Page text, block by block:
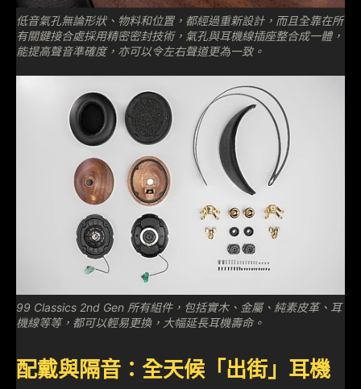
低音氣孔無論形狀、物料和位置，都經過重新設計，而且全靠在所
有關鍵接合處採用精密密封技術，氣孔與耳機線插座整合成一體，
能提高聲音準確度，亦可以令左右聲道更為一致。
99 Classics 2nd Gen 所有組件，包括實木、金屬、純素皮革、耳
機線等等，都可以輕易更換，大幅延長耳機壽命。
配戴與隔音：全天候「出街」耳機